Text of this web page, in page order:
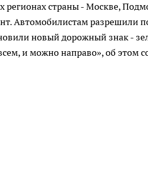
регионах страны - Москве,
Автомобилистам разрешили
новый дорожный знак -
и можно направо», об этом